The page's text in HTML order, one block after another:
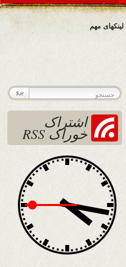
لینکهای مهم
اشتراک
خوراک RSS